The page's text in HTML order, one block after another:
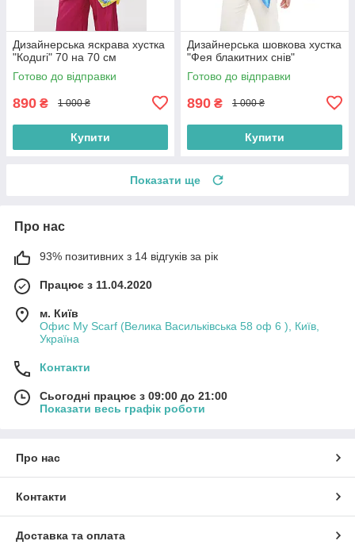
Дизайнерська яскрава хустка
"Кодuri" 70 на 70 см
Готово до відправки
890 ₴ 1 000 ₴
Купити
Дизайнерська шовкова хустка
"Фея блакитних снів"
Готово до відправки
890 ₴ 1 000 ₴
Купити
Показати ще
Про нас
93% позитивних з 14 відгуків за рік
Працює з 11.04.2020
м. Київ
Офис My Scarf (Велика Васильківська 58 оф 6 ), Київ,
Україна
Контакти
Сьогодні працює з 09:00 до 21:00
Показати весь графік роботи
Про нас
Контакти
Доставка та оплата